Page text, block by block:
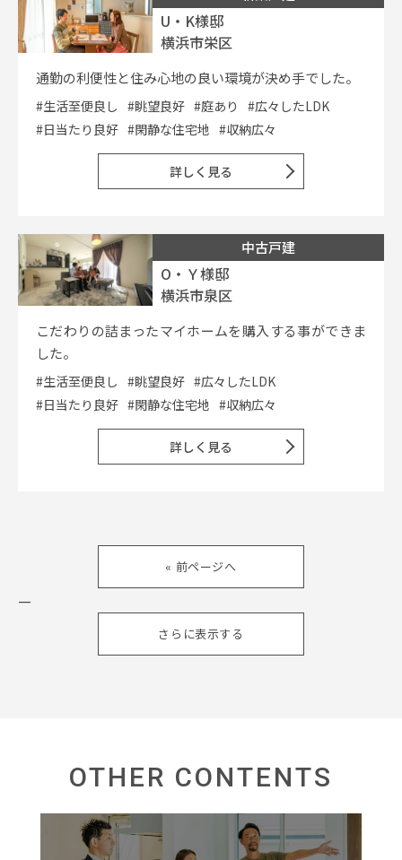
U・K様邸
横浜市栄区
通勤の利便性と住み心地の良い環境が決め手でした。
#生活至便良し #眺望良好 #庭あり
#広々したLDK
#日当たり良好 #閑静な住宅地 #収納広々
詳しく見る
中古戸建
O・Ｙ様邸
横浜市泉区
こだわりの詰まったマイホームを購入する事ができま
した。
#生活至便良し #眺望良好 #広々したLDK
#日当たり良好 #閑静な住宅地 #収納広々
詳しく見る
« 前ページへ
—
さらに表示する
OTHER CONTENTS